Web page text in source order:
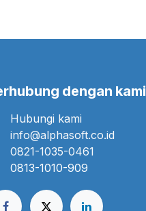
dengan kami
Hubungi kami
info@alphasoft.co.id
0821-1035-0461
0813-1010-909